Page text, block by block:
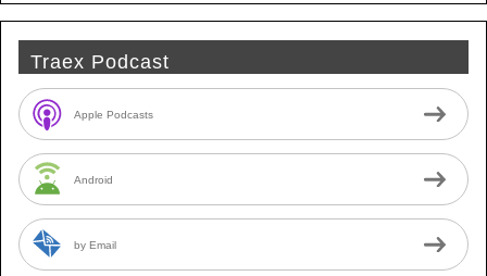
Traex Podcast
Apple Podcasts
Android
by Email